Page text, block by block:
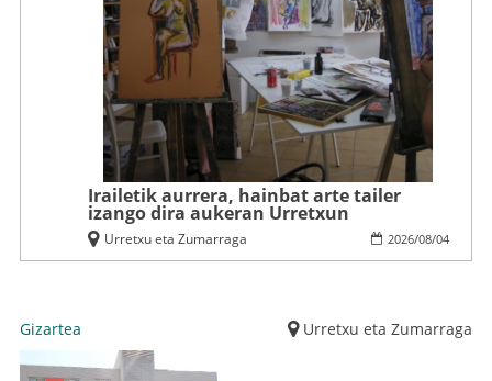
Irailetik aurrera, hainbat arte tailer
izango dira aukeran Urretxun
2026/08/04
Urretxu eta Zumarraga
Gizartea Urretxu eta Zumarraga